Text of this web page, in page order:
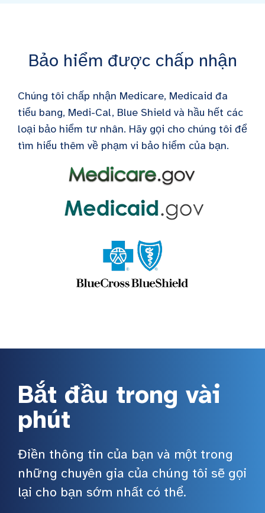
Bảo hiểm được chấp nhận
Chúng tôi chấp nhận Medicare, Medicaid đa
tiểu bang, Medi-Cal, Blue Shield và hầu hết các
loại bảo hiểm tư nhân. Hãy gọi cho chúng tôi để
tìm hiểu thêm về phạm vi bảo hiểm của bạn.
Bắt đầu trong vài
phút
Điền thông tin của bạn và một trong
những chuyên gia của chúng tôi sẽ gọi
lại cho bạn sớm nhất có thể.